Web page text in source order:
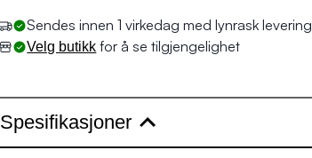
Sendes innen 1 virkedag med lynrask levering
Velg butikk for å se tilgjengelighet
Spesifikasjoner